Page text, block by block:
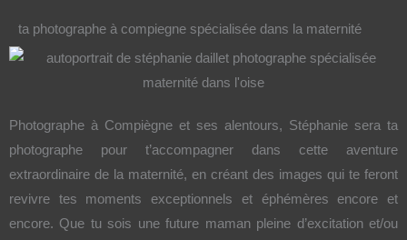
ta photographe à compiegne spécialisée dans la maternité
Photographe à Compiègne et ses alentours, Stéphanie sera ta
photographe pour t’accompagner dans cette aventure
extraordinaire de la maternité, en créant des images qui te feront
revivre tes moments exceptionnels et éphémères encore et
encore. Que tu sois une future maman pleine d’excitation et/ou